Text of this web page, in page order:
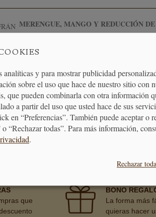
MERENGUE, MANGO Y REDUCCIÓN
ENVÍO GRATUITO
A PARTIR DE 40€
30 DÍAS
que
BONO
La forma más
quieras hacer
y para mostrar publicidad
sobre el uso que hace de nuestro sitio con
que pueden combinarla con otra información
a partir del uso que usted hace de sus
en “Preferencias”. También puede aceptar o
“Rechazar todas”. Para más información,
.
Rechazar